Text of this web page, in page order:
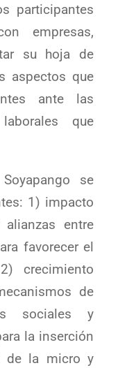
participantes
empresas,
su hoja de
aspectos que
ante las
que
se
1) impacto
entre
favorecer el
crecimiento
de
sociales y
la inserción
de la micro y